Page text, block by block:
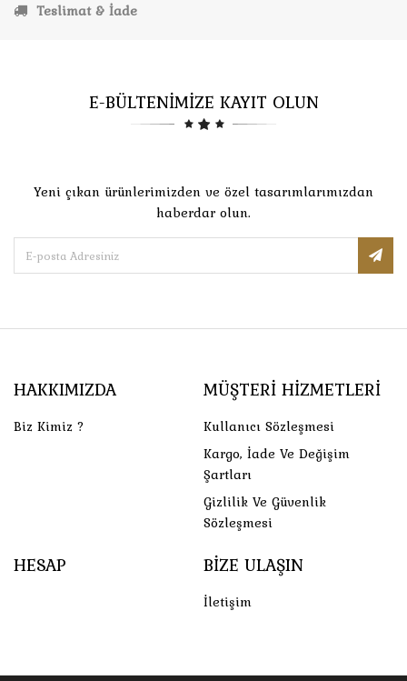
Teslimat & İade
E-BÜLTENİMİZE KAYIT OLUN
Yeni çıkan ürünlerimizden ve özel tasarımlarımızdan
haberdar olun.
HAKKIMIZDA
Biz Kimiz ?
MÜŞTERI HIZMETLERI
Kullanıcı Sözleşmesi
Kargo, İade Ve Değişim
Şartları
Gizlilik Ve Güvenlik
Sözleşmesi
HESAP BIZE ULAŞIN
İletişim